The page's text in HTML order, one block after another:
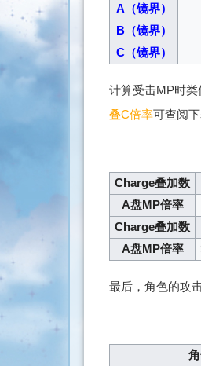
A（镜界）
B（镜界）
C（镜界）
计算受击MP时类
叠C倍率可查阅
Charge叠加数
A盘MP倍率
Charge叠加数
A盘MP倍率
最后，角色的攻